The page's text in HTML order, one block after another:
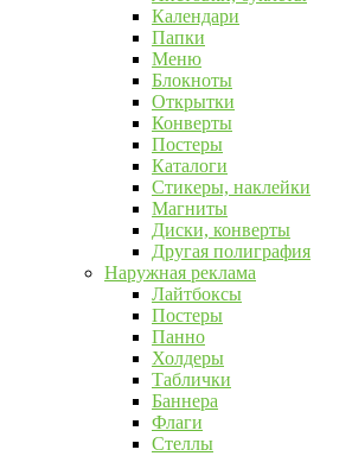
Календари
Папки
Меню
Блокноты
Открытки
Конверты
Постеры
Каталоги
Стикеры, наклейки
Магниты
Диски, конверты
Другая полиграфия
Наружная реклама
Лайтбоксы
Постеры
Панно
Холдеры
Таблички
Баннера
Флаги
Стеллы